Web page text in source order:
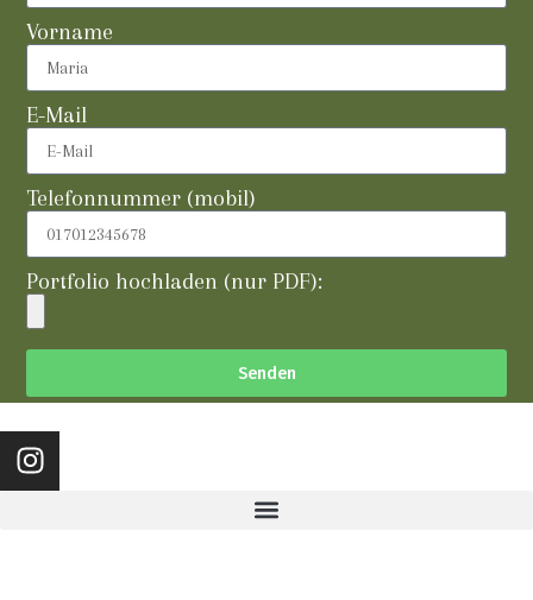
Vorname
E-Mail
Telefonnummer (mobil)
Portfolio hochladen (nur PDF):
Senden